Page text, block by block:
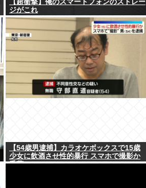
【超衝撃】俺のスマートフォンのストレー
ジがこれ
【54歳男逮捕】カラオケボックスで15歳
少女に飲酒させ性的暴行 スマホで撮影か
千葉